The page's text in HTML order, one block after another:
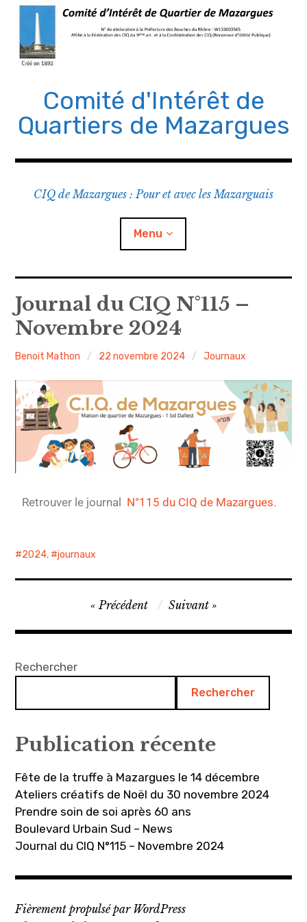
Comité d'Intérêt de
Quartiers de Mazargues
CIQ de Mazargues : Pour et avec les Mazarguais
Menu
Nous joindre ou nous rejoindre
Compte rendu
Journaux
Evénements
Sécurité
Journal du CIQ N°115 –
Novembre 2024
Benoit Mathon 22 novembre 2024 Journaux
Retrouver le journal N°115 du CIQ de Mazargues.
2024, journaux
Précédent Suivant
Rechercher
Rechercher
Publication récente
Fête de la truffe à Mazargues le 14 décembre
Ateliers créatifs de Noël du 30 novembre 2024
Prendre soin de soi après 60 ans
Boulevard Urbain Sud – News
Journal du CIQ N°115 – Novembre 2024
Fièrement propulsé par WordPress